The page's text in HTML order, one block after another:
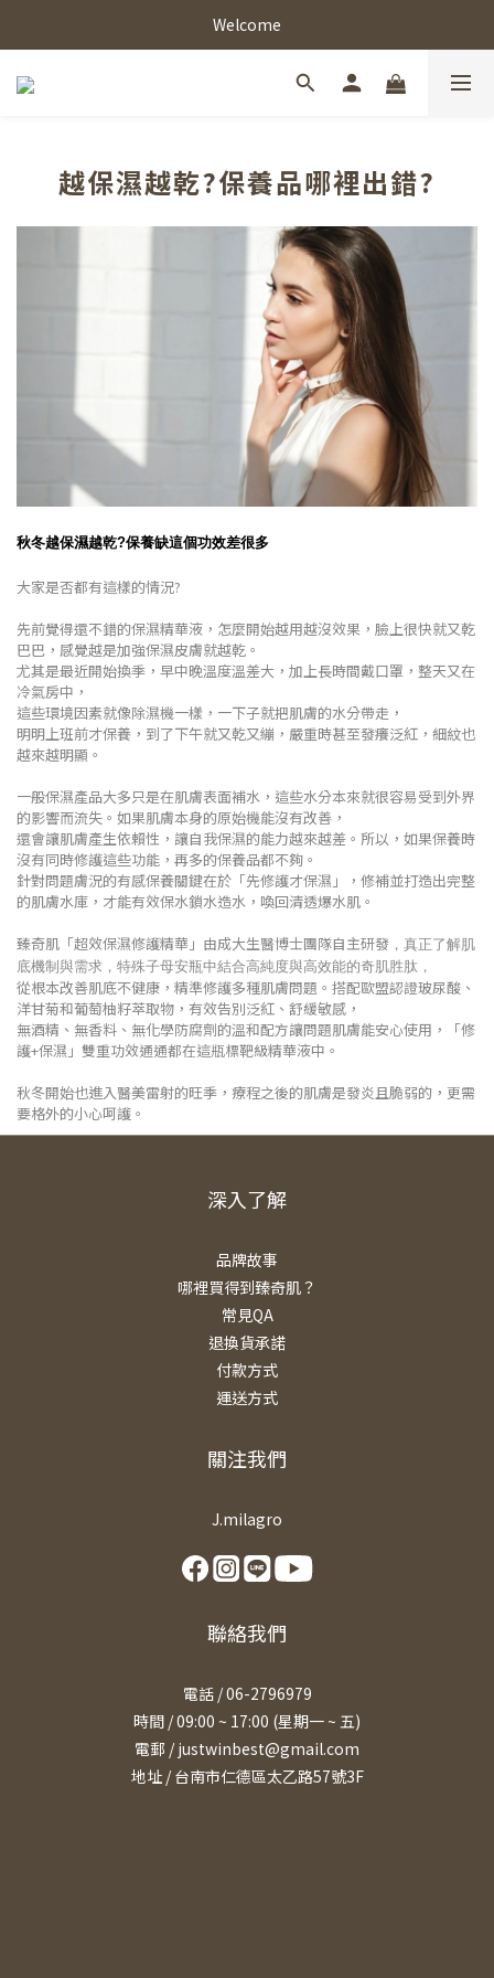
Welcome
越保濕越乾?保養品哪裡出錯?
秋冬越保濕越乾?保養缺這個功效差很多
大家是否都有這樣的情況?
先前覺得還不錯的保濕精華液，怎麼開始越用越沒效果，臉上很快就又乾
巴巴，感覺越是加強保濕皮膚就越乾。
尤其是最近開始換季，早中晚溫度溫差大，加上長時間戴口罩，整天又在
冷氣房中，
這些環境因素就像除濕機一樣，一下子就把肌膚的水分帶走，
明明上班前才保養，到了下午就又乾又繃，嚴重時甚至發癢泛紅，細紋也
越來越明顯。
一般保濕產品大多只是在肌膚表面補水，這些水分本來就很容易受到外界
的影響而流失。如果肌膚本身的原始機能沒有改善，
還會讓肌膚產生依賴性，讓自我保濕的能力越來越差。所以，如果保養時
沒有同時修護這些功能，再多的保養品都不夠。
針對問題膚況的有感保養關鍵在於「先修護才保濕」，修補並打造出完整
的肌膚水庫，才能有效保水鎖水造水，喚回清透爆水肌。
臻奇肌「超效保濕修護精華」由成大生醫博士團隊自主研發 ， 真正了解肌
底機制與需求，特殊子母安瓶中結合高純度與高效能的奇肌胜肽，
從根本改善肌底不健康，精準修護多種肌膚問題。搭配歐盟認證玻尿酸、
洋甘菊和葡萄柚籽萃取物，有效告別泛紅、舒緩敏感，
無酒精、無香料、無化學防腐劑的溫和配方讓問題肌膚能安心使用，「修
護+保濕」雙重功效通通都在這瓶標靶級精華液中。
秋冬開始也進入醫美雷射的旺季，療程之後的肌膚是發炎且脆弱的，更需
要格外的小心呵護。
深入了解
品牌故事
哪裡買得到臻奇肌？
常見QA
退換貨承諾
付款方式
運送方式
關注我們
J.milagro
聯絡我們
電話 / 06-2796979
時間 / 09:00 ~ 17:00 (星期一 ~ 五)
電郵 / justwinbest@gmail.com
地址 /台南市仁德區太乙路57號3F